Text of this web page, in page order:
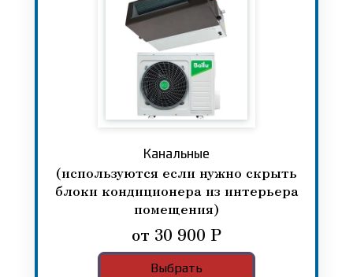
Канальные
(используются если нужно скрыть
блоки кондиционера из интерьера
помещения)
от 30 900 Р
Выбрать